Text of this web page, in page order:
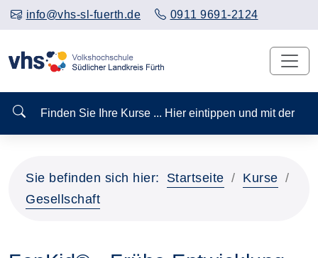
info@vhs-sl-fuerth.de 0911 9691-2124
Finden Sie Ihre Kurse ... Hier eintippen und mit
Sie befinden sich hier: Startseite
Kurse
Gesellschaft